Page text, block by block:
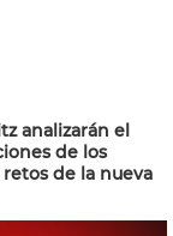
analizarán el
de los
de la nueva